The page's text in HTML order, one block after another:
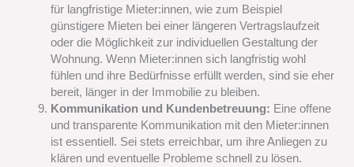
für langfristige Mieter:innen, wie zum Beispiel
günstigere Mieten bei einer längeren Vertragslaufzeit
oder die Möglichkeit zur individuellen Gestaltung der
Wohnung. Wenn Mieter:innen sich langfristig wohl
fühlen und ihre Bedürfnisse erfüllt werden, sind sie eher
bereit, länger in der Immobilie zu bleiben.
Kommunikation und Kundenbetreuung: Eine offene
und transparente Kommunikation mit den Mieter:innen
ist essentiell. Sei stets erreichbar, um ihre Anliegen zu
klären und eventuelle Probleme schnell zu lösen.